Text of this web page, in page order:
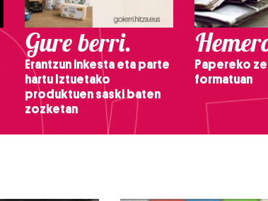
Gure berri.
Erantzun inkesta eta parte
hartu Iztuetako
produktuen saski baten
zozketan
Papereko
formatuan